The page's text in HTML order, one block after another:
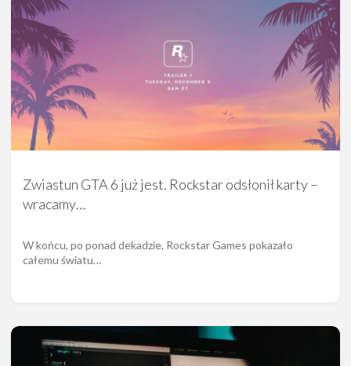
Zwiastun GTA 6 już jest. Rockstar odsłonił karty –
wracamy…
W końcu, po ponad dekadzie, Rockstar Games pokazało
całemu światu…